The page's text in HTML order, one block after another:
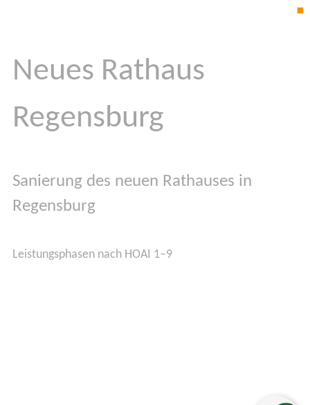
Neues Rathaus
Regensburg
Sanierung des neuen Rathauses in
Regensburg
Leistungsphasen nach HOAI 1–9